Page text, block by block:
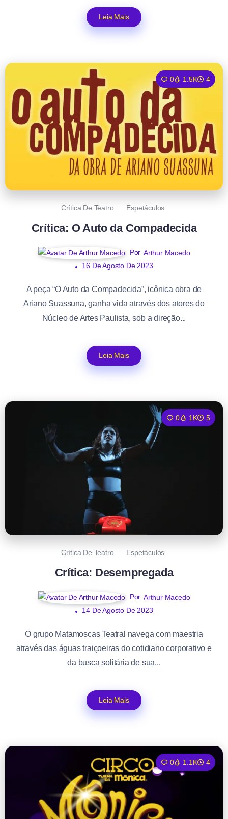
Leia Mais
0 1.5K 4
Crítica De Teatro Espetáculos
Crítica: O Auto da Compadecida
Por Arthur Macedo
16 De Agosto De 2023
A peça “O Auto da Compadecida”, icônica obra de
Ariano Suassuna, ganha vida através dos atores do
Núcleo de Artes Paulista, sob a direção...
Leia Mais
0 1K 5
Crítica De Teatro Espetáculos
Crítica: Desempregada
Por Arthur Macedo
14 De Agosto De 2023
O grupo Matamoscas Teatral navega com maestria
através das águas traiçoeiras do cotidiano corporativo e
da busca solitária de sua...
Leia Mais
0 1.1K 4